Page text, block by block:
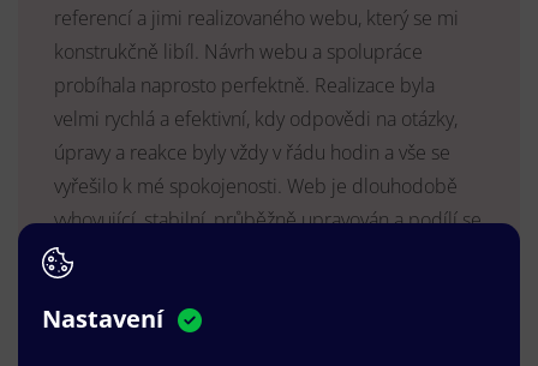
referencí a jimi realizovaného webu, který se mi
konstrukčně libíl. Návrh webu a spolupráce
probíhala naprosto perfektně. Realizace byla
velmi rychlá a efektivní, kdy odpovědi na otázky,
úpravy a reakce byly vždy v řádu hodin a vše se
vyřešilo k mé spokojenosti. Web je dlouhodobě
vyhovující, stabilní, průběžně upravován a podílí se
na pozitivním vnímání naší značky.
MUDr. Radek Vyšohlíd
VENART s.r.o.
Nastavení